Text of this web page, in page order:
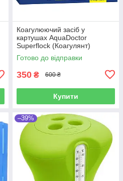
Коагулюючий засіб у
картушах AquaDoctor
Superflock (Коагулянт)
Готово до відправки
350 ₴ 600 ₴
Купити
–39%